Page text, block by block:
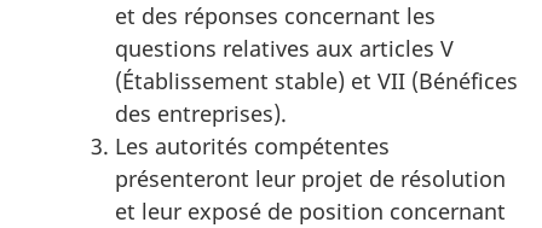
et des réponses concernant les
questions relatives aux articles V
(Établissement stable) et VII (Bénéfices
des entreprises).
Les autorités compétentes
présenteront leur projet de résolution
et leur exposé de position concernant